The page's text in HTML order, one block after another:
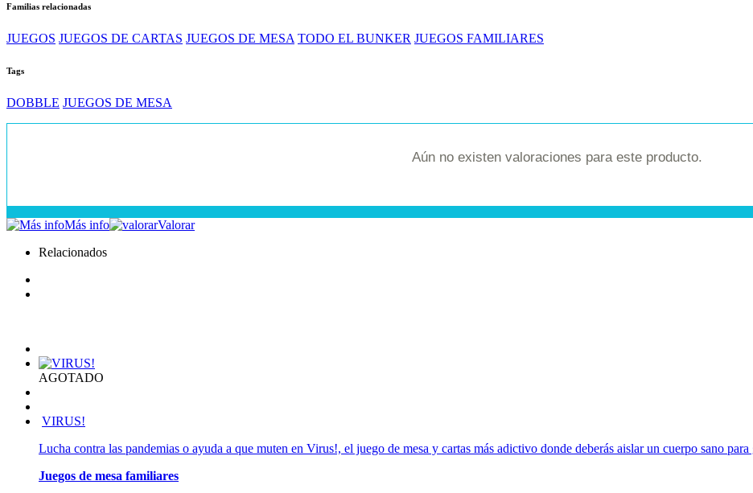
Familias relacionadas
JUEGOS JUEGOS DE CARTAS JUEGOS DE MESA TODO EL BUNKER JUEGOS FAMILIARES
Tags
DOBBLE JUEGOS DE MESA
Aún no existen valoraciones para este producto.
Más info
Valorar
Relacionados
AGOTADO
VIRUS!
Lucha contra las pandemias o ayuda a que muten en Virus!, el juego de mesa y cartas más adictivo donde deberás aislar un cuerpo sano para
Juegos de mesa familiares